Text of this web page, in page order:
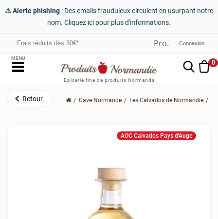
⚠️ Alerte phishing : Des emails frauduleux circulent en usurpant notre
nom. Cliquez ici pour plus d'informations.
Frais réduits dès 30€* Connexion
Epicerie fine de produits Normands
0
MENU
Cave Normande Les Calvados de Normandie
AOC Calvados Pays d'Auge